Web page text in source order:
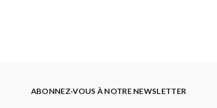
ABONNEZ-VOUS À NOTRE NEWSLETTER